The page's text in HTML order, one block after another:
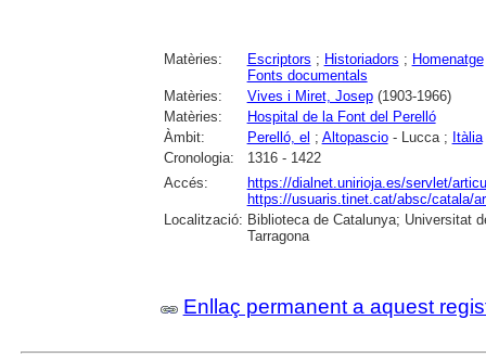
Matèries: Escriptors ; Historiadors ; Homenatge
Fonts documentals
Matèries:
Vives i Miret, Josep(1903-1966)
Matèries:
Hospital de la Font del Perelló
Àmbit:
Perelló, el ; Altopascio- Lucca ; Itàlia
Cronologia:
1316 - 1422
Accés:
https://dialnet.unirioja.es/servlet/
https://usuaris.tinet.cat/absc/catala/
Localització: Biblioteca de Catalunya; Universitat
Tarragona
Enllaç permanent a aquest